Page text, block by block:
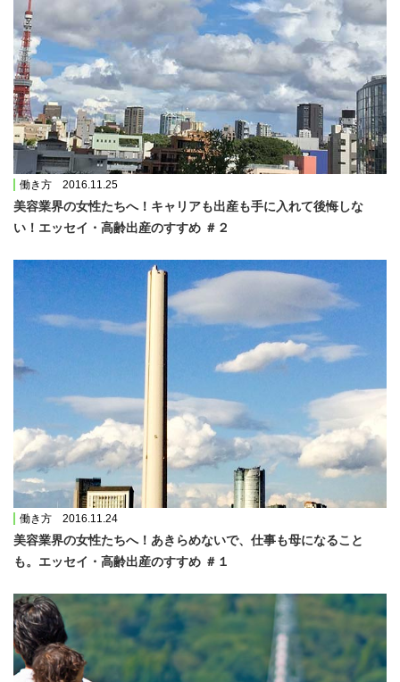
働き方 2016.11.25
美容業界の女性たちへ！キャリアも出産も手に入れて後悔しな
い！エッセイ・高齢出産のすすめ ＃２
働き方 2016.11.24
美容業界の女性たちへ！あきらめないで、仕事も母になること
も。エッセイ・高齢出産のすすめ ＃１